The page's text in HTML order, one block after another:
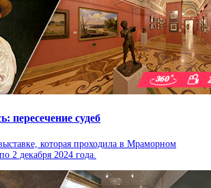
пересечение судеб
которая проходила в Мраморном
2 декабря 2024 года.